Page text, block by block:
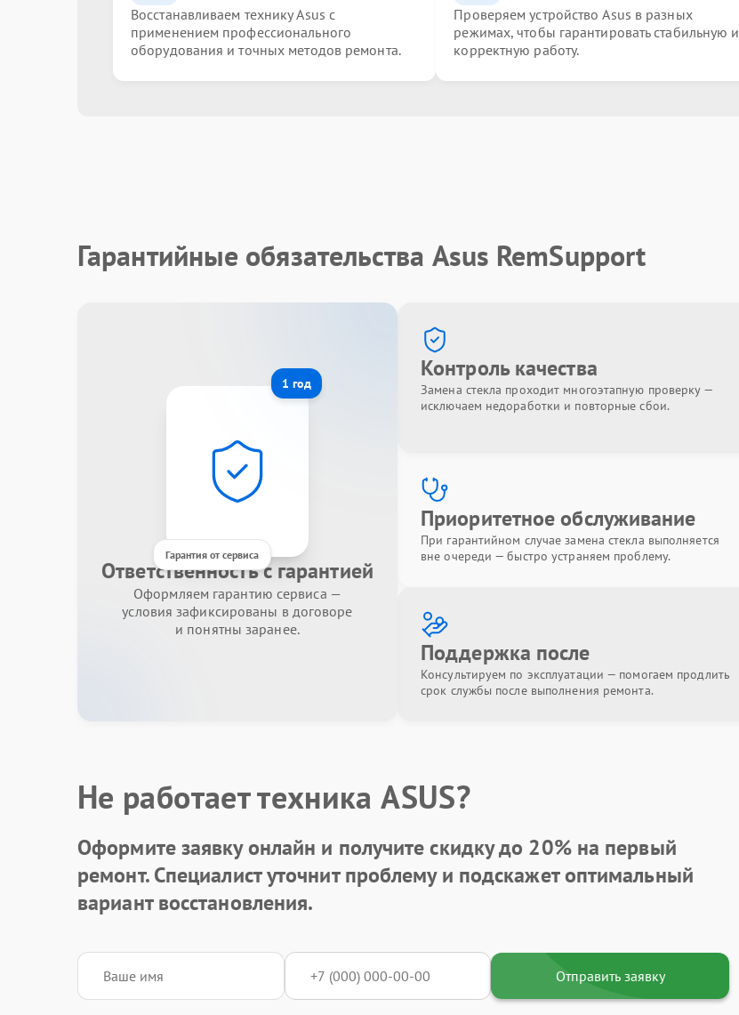
Восстанавливаем технику Asus с
применением профессионального
оборудования и точных методов ремонта.
Проверяем устройство Asus в разных
режимах, чтобы гарантировать стабильную и
корректную работу.
Гарантийные обязательства Asus RemSupport
1 год
Гарантия от сервиса
Ответственность с гарантией
Оформляем гарантию сервиса —
условия зафиксированы в договоре
и понятны заранее.
Контроль качества
Замена стекла проходит многоэтапную проверку —
исключаем недоработки и повторные сбои.
Приоритетное обслуживание
При гарантийном случае замена стекла выполняется
вне очереди — быстро устраняем проблему.
Поддержка после
Консультируем по эксплуатации — помогаем продлить
срок службы после выполнения ремонта.
Не работает техника ASUS?
Оформите заявку онлайн и получитескидку до 20%на первый
ремонт. Специалист уточнит проблему и подскажет оптимальный
вариант восстановления.
Отправить заявку